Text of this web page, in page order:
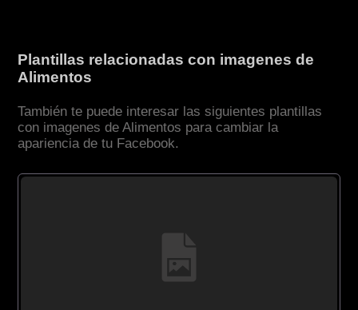
Plantillas relacionadas con imagenes de
Alimentos
También te puede interesar las siguientes plantillas
con imagenes de Alimentos para cambiar la
apariencia de tu Facebook.